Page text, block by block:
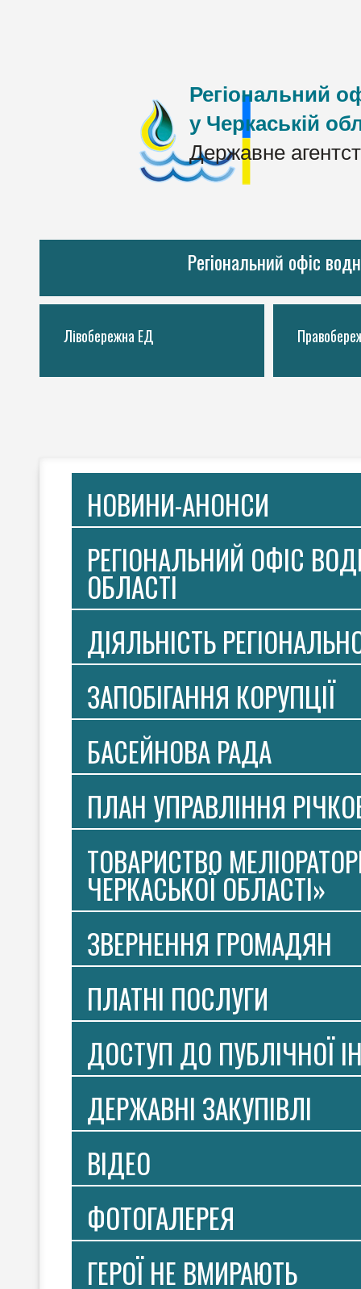
Регіональний
у Черкаській
Державне
Регіональний офіс
Лівобережна ЕД
НОВИНИ-АНОНСИ
РЕГІОНАЛЬНИЙ ОФІС
ОБЛАСТІ
ДІЯЛЬНІСТЬ
ЗАПОБІГАННЯ КОРУПЦІЇ
БАСЕЙНОВА РАДА
ПЛАН УПРАВЛІННЯ
ТОВАРИСТВО
ЧЕРКАСЬКОЇ ОБЛАСТІ»
ЗВЕРНЕННЯ ГРОМАДЯН
ПЛАТНI ПОСЛУГИ
ДОСТУП ДО ПУБЛІЧНОЇ
ДЕРЖАВНІ ЗАКУПІВЛІ
ВIДЕО
ФОТОГАЛЕРЕЯ
ГЕРОЇ НЕ ВМИРАЮТЬ